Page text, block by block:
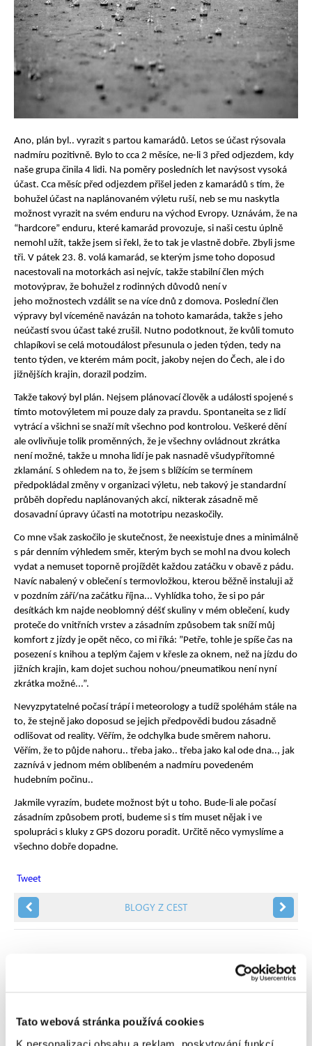
Tato webová stránka používá cookies
K personalizaci obsahu a reklam, poskytování funkcí
Ano, plán byl.. vyrazit s partou kamarádů. Letos se účast rýsovala
nadmíru pozitivně. Bylo to cca 2 měsíce, ne-li 3 před odjezdem, kdy
naše grupa činila 4 lidi. Na poměry posledních let navýsost vysoká
účast. Cca měsíc před odjezdem přišel jeden z kamarádů s tím, že
bohužel účast na naplánovaném výletu ruší, neb se mu naskytla
možnost vyrazit na svém enduru na východ Evropy. Uznávám, že na
“hardcore” enduru, které kamarád provozuje, si naši cestu úplně
nemohl užít, takže jsem si řekl, že to tak je vlastně dobře. Zbyli jsme
tři. V pátek 23. 8. volá kamarád, se kterým jsme toho doposud
nacestovali na motorkách asi nejvíc, takže stabilní člen mých
motovýprav, že bohužel z rodinných důvodů není v
jeho možnostech vzdálit se na více dnů z domova. Poslední člen
výpravy byl víceméně navázán na tohoto kamaráda, takže s jeho
neúčastí svou účast také zrušil. Nutno podotknout, že kvůli tomuto
chlapíkovi se celá motoudálost přesunula o jeden týden, tedy na
tento týden, ve kterém mám pocit, jakoby nejen do Čech, ale i do
jižnějších krajin, dorazil podzim.
Takže takový byl plán. Nejsem plánovací člověk a události spojené s
tímto motovýletem mi pouze daly za pravdu. Spontaneita se z lidí
vytrácí a všichni se snaží mít všechno pod kontrolou. Veškeré dění
ale ovlivňuje tolik proměnných, že je všechny ovládnout zkrátka
není možné, takže u mnoha lidí je pak nasnadě všudypřítomné
zklamání. S ohledem na to, že jsem s blížícím se termínem
předpokládal změny v organizaci výletu, neb takový je standardní
průběh dopředu naplánovaných akcí, nikterak zásadně mě
dosavadní úpravy účasti na mototripu nezaskočily.
Co mne však zaskočilo je skutečnost, že neexistuje dnes a minimálně
s pár denním výhledem směr, kterým bych se mohl na dvou kolech
vydat a nemuset toporně projíždět každou zatáčku v obavě z pádu.
Navíc nabalený v oblečení s termovložkou, kterou běžně instaluji až
v pozdním září/na začátku října... Vyhlídka toho, že si po pár
desítkách km najde neoblomný déšť skuliny v mém oblečení, kudy
proteče do vnitřních vrstev a zásadním způsobem tak sníží můj
komfort z jízdy je opět něco, co mi říká: ”Petře, tohle je spíše čas na
posezení s knihou a teplým čajem v křesle za oknem, než na jízdu do
jižních krajin, kam dojet suchou nohou/pneumatikou není nyní
zkrátka možné...”.
Nevyzpytatelné počasí trápí i meteorology a tudíž spoléhám stále na
to, že stejně jako doposud se jejich předpovědi budou zásadně
odlišovat od reality. Věřím, že odchylka bude směrem nahoru.
Věřím, že to půjde nahoru.. třeba jako.. třeba jako kal ode dna.., jak
zaznívá v jednom mém oblíbeném a nadmíru povedeném
hudebním počinu..
Jakmile vyrazím, budete možnost být u toho. Bude-li ale počasí
zásadním způsobem proti, budeme si s tím muset nějak i ve
spolupráci s kluky z GPS dozoru poradit. Určitě něco vymyslíme a
všechno dobře dopadne.
Tweet
BLOGY Z CEST
Tipy a zkušenosti